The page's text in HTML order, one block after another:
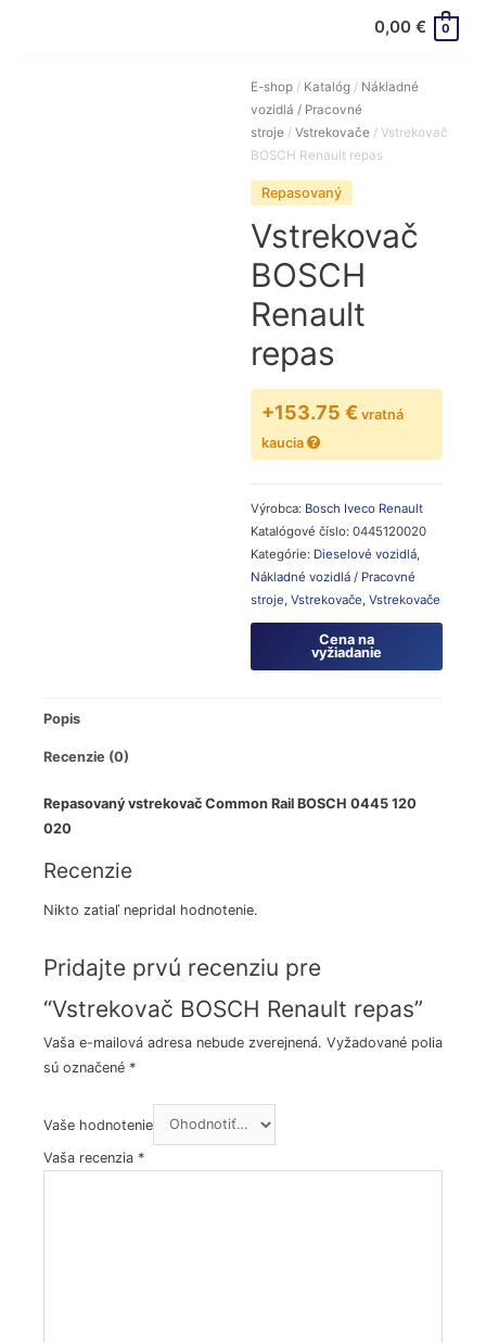
0,00 € 0
E-shop / Katalóg / Nákladné
vozidlá / Pracovné
stroje /Vstrekovače / Vstrekovač
BOSCH Renault repas
Repasovaný
Vstrekovač
BOSCH
Renault
repas
+153.75 € vratná
kaucia
Výrobca: Bosch Iveco Renault
Katalógové číslo:0445120020
Kategórie: Dieselové vozidlá
Nákladné vozidlá / Pracovné
stroje ,Vstrekovače ,Vstrekovače
Cena na
vyžiadanie
Popis
Recenzie (0)
Repasovaný vstrekovač Common Rail BOSCH 0445 120
020
Recenzie
Nikto zatiaľ nepridal hodnotenie.
Pridajte prvú recenziu pre
“Vstrekovač BOSCH Renault repas”
Vaša e-mailová adresa nebude zverejnená. Vyžadované polia
sú označené *
Vaše hodnotenie
Vaša recenzia *